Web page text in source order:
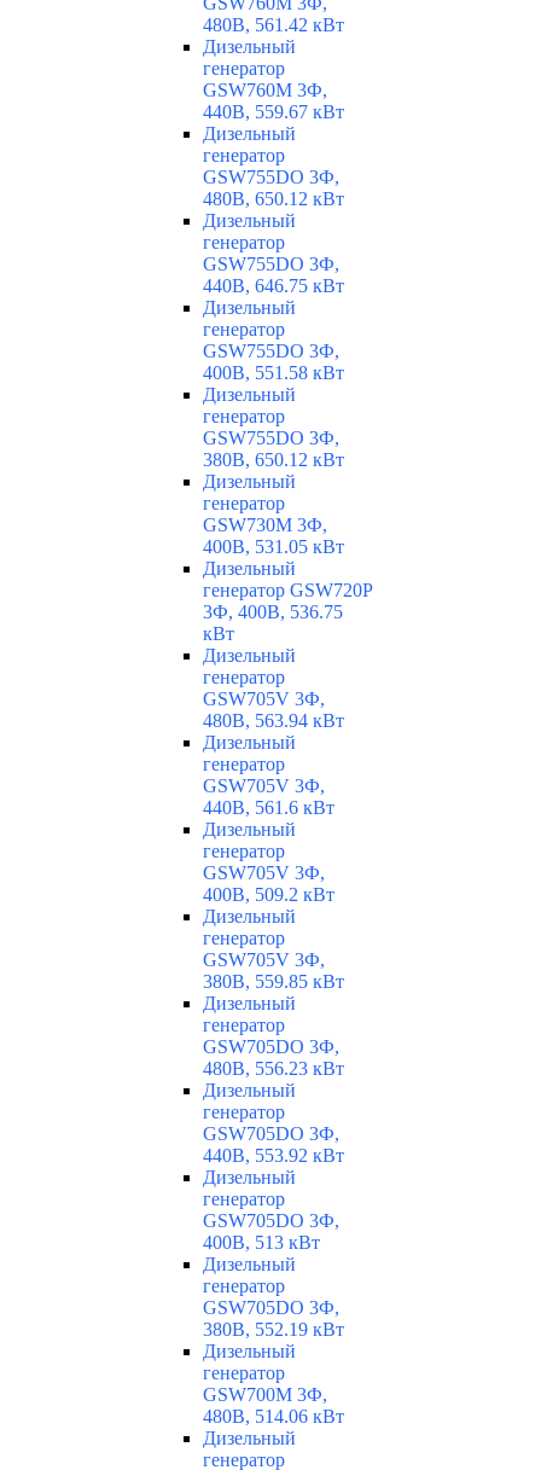
480В, 561.42 кВт
Дизельный
генератор
GSW760M 3Ф,
440В, 559.67 кВт
Дизельный
генератор
GSW755DO 3Ф,
480В, 650.12 кВт
Дизельный
генератор
GSW755DO 3Ф,
440В, 646.75 кВт
Дизельный
генератор
GSW755DO 3Ф,
400В, 551.58 кВт
Дизельный
генератор
GSW755DO 3Ф,
380В, 650.12 кВт
Дизельный
генератор
GSW730M 3Ф,
400В, 531.05 кВт
Дизельный
генератор GSW720P
3Ф, 400В, 536.75
кВт
Дизельный
генератор
GSW705V 3Ф,
480В, 563.94 кВт
Дизельный
генератор
GSW705V 3Ф,
440В, 561.6 кВт
Дизельный
генератор
GSW705V 3Ф,
400В, 509.2 кВт
Дизельный
генератор
GSW705V 3Ф,
380В, 559.85 кВт
Дизельный
генератор
GSW705DO 3Ф,
480В, 556.23 кВт
Дизельный
генератор
GSW705DO 3Ф,
440В, 553.92 кВт
Дизельный
генератор
GSW705DO 3Ф,
400В, 513 кВт
Дизельный
генератор
GSW705DO 3Ф,
380В, 552.19 кВт
Дизельный
генератор
GSW700M 3Ф,
480В, 514.06 кВт
Дизельный
генератор